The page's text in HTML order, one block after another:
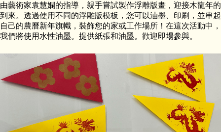
由藝術家袁慧嫻的指導，親手嘗試製作浮雕版畫，迎接木龍年的
到來。透過使用不同的浮雕版模板，您可以油墨、印刷，並串起
自己的農曆新年旗幟，裝飾您的家或工作場所！在這次活動中，
我們將使用水性油墨。提供紙張和油墨。歡迎即場參與。